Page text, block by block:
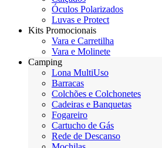
Óculos Polarizados
Luvas e Protect
Kits Promocionais
Vara e Carretilha
Vara e Molinete
Camping
Lona MultiUso
Barracas
Colchões e Colchonetes
Cadeiras e Banquetas
Fogareiro
Cartucho de Gás
Rede de Descanso